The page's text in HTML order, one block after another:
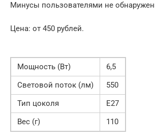
Минусы пользователями не
Цена: от 450 рублей.
Мощность (Вт)
6,5
Световой поток (лм)
550
Тип цоколя
Е27
Вес (г)
110